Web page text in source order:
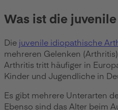
Was ist die
Die juvenile idiopathische
mehreren Gelenken
Arthritis tritt häufiger in
Kinder und Jugendliche in
Es gibt mehrere Unterarten
Ebenso sind das Alter beim